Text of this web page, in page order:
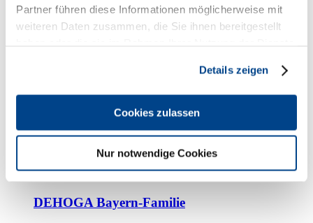
Partner führen diese Informationen möglicherweise mit
weiteren Daten zusammen, die Sie ihnen bereitgestellt
Details zeigen
Cookies zulassen
Nur notwendige Cookies
Kooperationspartner
Tourismusorganisationen
Bayern Tourismus Marketing GmbH
DEHOGA-Familie
Bundesverband
Fachverbände
DEHOGA Bayern-Familie